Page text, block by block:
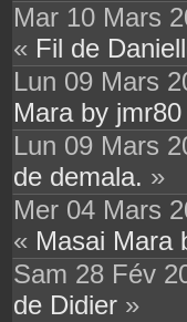
Mar 10 Mars
« Fil de
Lun 09 Mars
Mara by
Lun 09 Mars
de demala. »
Mer 04 Mars
« Masai Mara
Sam 28 Fév
de Didier »